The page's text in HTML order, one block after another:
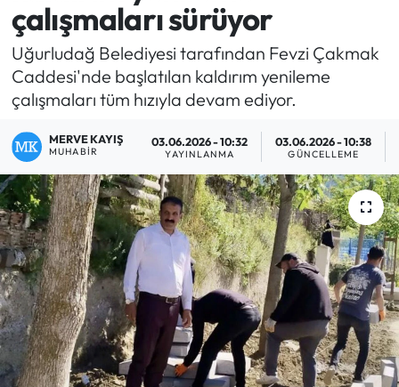
çalışmaları sürüyor
Uğurludağ Belediyesi tarafından Fevzi Çakmak
Caddesi'nde başlatılan kaldırım yenileme
çalışmaları tüm hızıyla devam ediyor.
MERVE KAYIŞ
MUHABIR
03.06.2026 - 10:32
YAYINLANMA
03.06.2026 - 10:38
GÜNCELLEME
Bilim ve Teknoloji
Boğazkale Haberleri
Çorum Haberleri
Çorum Son Dakika Haberleri
Dodurga Haberleri
Eğitim
Ekonomi
Güncel
İskilip Haberleri
Çorum Trafik Yoğunluk Haritası
TFF 1.Lig Puan Durumu ve Fikstür
Tüm Manşetler
Son Dakika Haberleri
Haber Arşivi